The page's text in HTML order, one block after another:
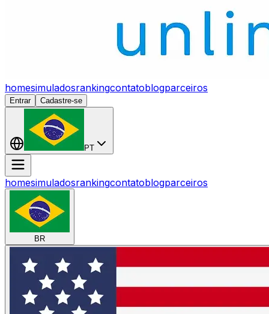
homesimuladosrankingcontatoblogparceiros
Entrar Cadastre-se
PT
homesimuladosrankingcontatoblogparceiros
BR